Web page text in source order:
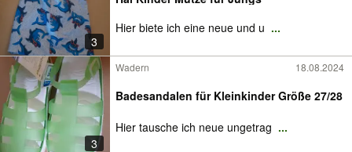
3
Hier biete ich eine neue und u ...
3
Wadern 18.08.2024
Badesandalen für Kleinkinder Größe 27/28
Hier tausche ich neue ungetrag ...